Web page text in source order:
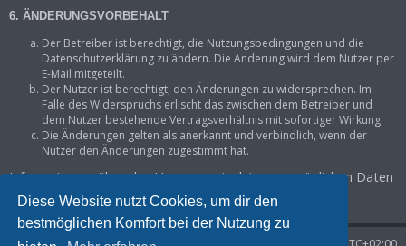
Diese Website nutzt Cookies, um dir den
bestmöglichen Komfort bei der Nutzung zu
6. ÄNDERUNGSVORBEHALT
Der Betreiber ist berechtigt, die Nutzungsbedingungen und die
Datenschutzerklärung zu ändern. Die Änderung wird dem Nutzer per
E-Mail mitgeteilt.
Der Nutzer ist berechtigt, den Änderungen zu widersprechen. Im
Falle des Widerspruchs erlischt das zwischen dem Betreiber und
dem Nutzer bestehende Vertragsverhältnis mit sofortiger Wirkung.
Die Änderungen gelten als anerkannt und verbindlich, wenn der
Nutzer den Änderungen zugestimmt hat.
Informationen über den Umgang mit deinen persönlichen Daten
sind in der Datenschutzerklärung enthalten.